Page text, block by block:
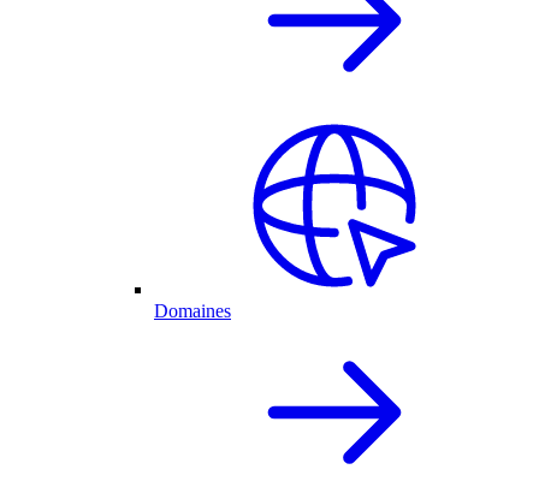
Domaines